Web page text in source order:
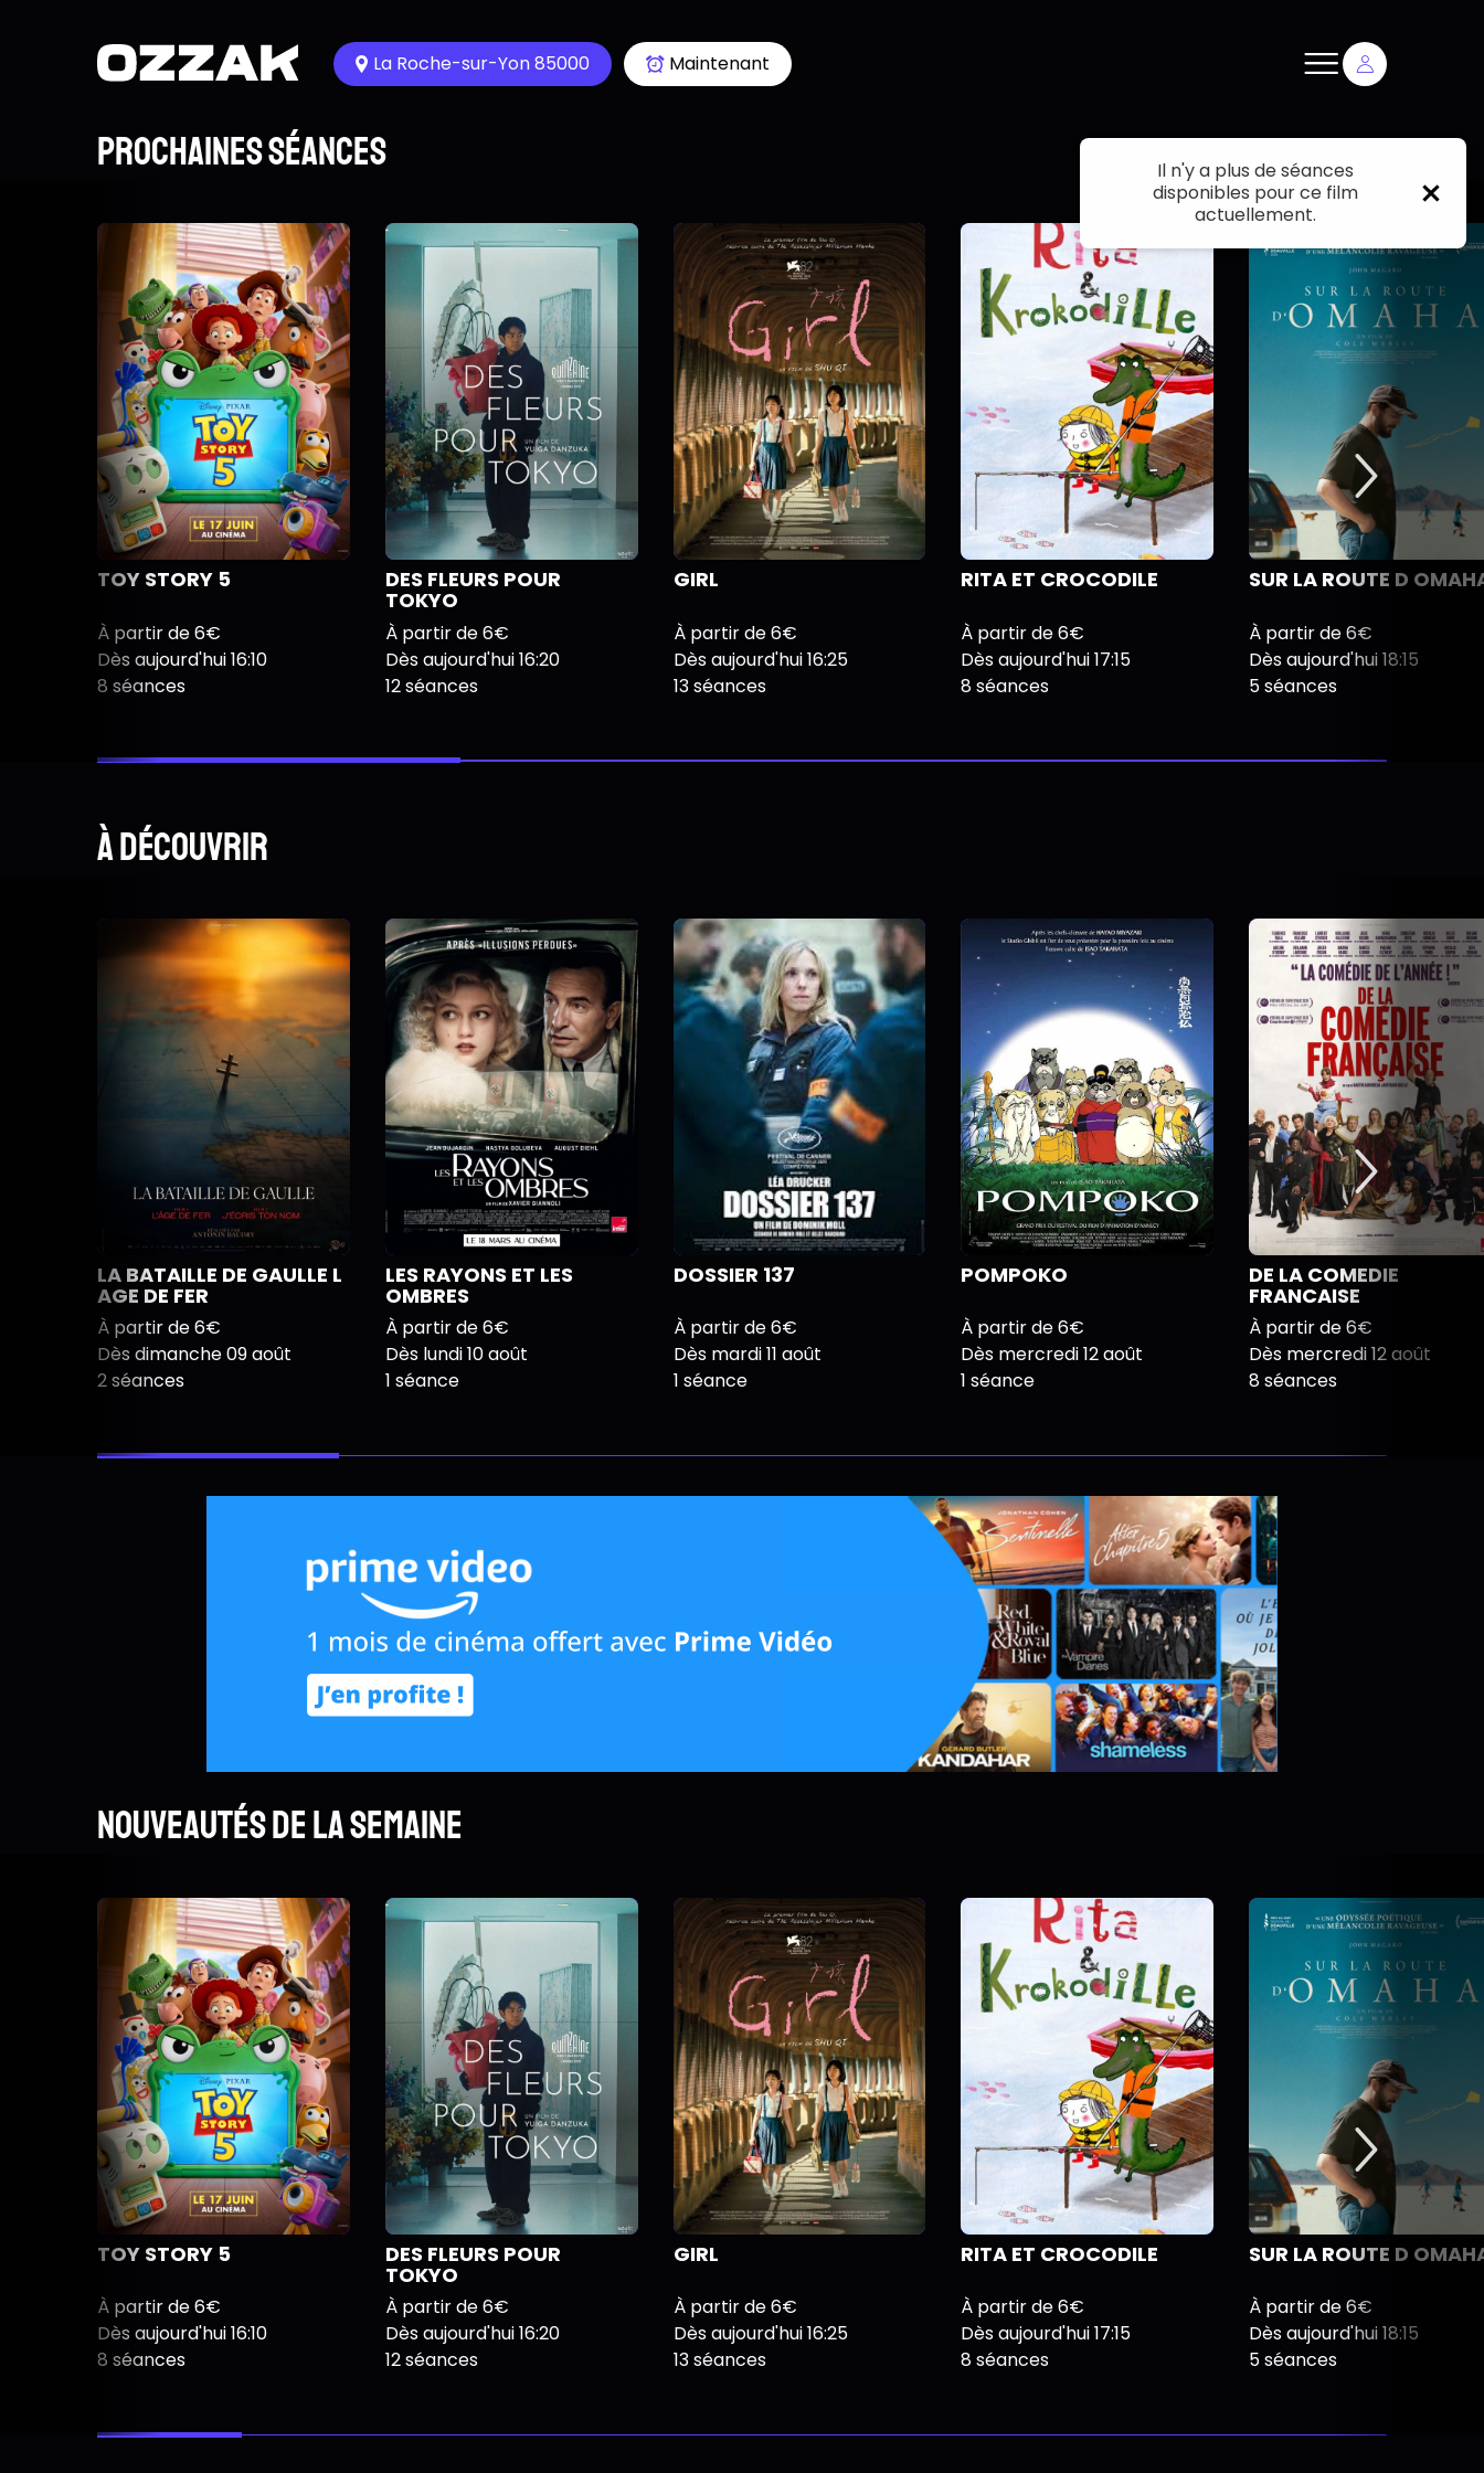
Il n'y a plus de séances
disponibles pour ce film
actuellement.
La Roche-sur-Yon 85000 Maintenant
Prochaines séances
TOY STORY 5
À partir de 6€
Dès aujourd'hui 16:10
8 séances
DES FLEURS POUR
TOKYO
À partir de 6€
Dès aujourd'hui 16:20
12 séances
GIRL
À partir de 6€
Dès aujourd'hui 16:25
13 séances
RITA ET CROCODILE
À partir de 6€
Dès aujourd'hui 17:15
8 séances
SUR LA ROUTE D
À partir de 6€
Dès aujourd'hui 18:15
5 séances
À découvrir
LA BATAILLE DE GAULLE L
AGE DE FER
À partir de 6€
Dès dimanche 09 août
2 séances
LES RAYONS ET LES
OMBRES
À partir de 6€
Dès lundi 10 août
1 séance
DOSSIER 137
À partir de 6€
Dès mardi 11 août
1 séance
POMPOKO
À partir de 6€
Dès mercredi 12 août
1 séance
DE LA COMEDIE
FRANCAISE
À partir de 6€
Dès mercredi 12 août
8 séances
Nouveautés de la semaine
TOY STORY 5
À partir de 6€
Dès aujourd'hui 16:10
8 séances
DES FLEURS POUR
TOKYO
À partir de 6€
Dès aujourd'hui 16:20
12 séances
GIRL
À partir de 6€
Dès aujourd'hui 16:25
13 séances
RITA ET CROCODILE
À partir de 6€
Dès aujourd'hui 17:15
8 séances
SUR LA ROUTE D
À partir de 6€
Dès aujourd'hui 18:15
5 séances